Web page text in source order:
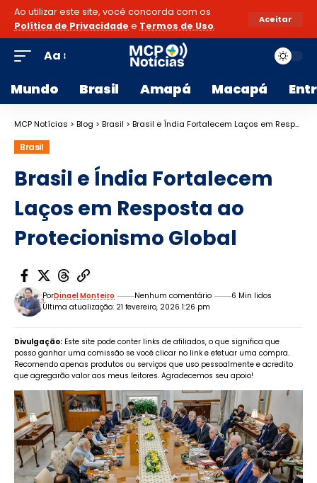
Ao utilizar este site, você concorda com os
Política de Privacidade e Termos de Uso.
Aceitar
Aa
Mundo Brasil Amapá Macapá
MCP Notícias > Blog > Brasil > Brasil e Índia Fortalecem Laços em Resposta ao Protecionismo Global
Brasil
Brasil e Índia Fortalecem
Laços em Resposta ao
Protecionismo Global
Última atualização: 21 fevereiro, 2026 1:26 pm
PorDinael Monteiro Nenhum comentário 6 Min lidos
Divulgação: Este site pode conter links de afiliados, o que significa que
posso ganhar uma comissão se você clicar no link e efetuar uma compra.
Recomendo apenas produtos ou serviços que uso pessoalmente e acredito
que agregarão valor aos meus leitores. Agradecemos seu apoio!